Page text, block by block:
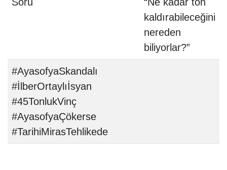
Soru
“Ne kadar ton
kaldırabileceğini
nereden
biliyorlar?”
#AyasofyaSkandalı
#İlberOrtaylıİsyan
#45TonlukVinç
#AyasofyaÇökerse
#TarihiMirasTehlikede